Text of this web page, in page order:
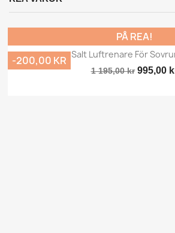
Salt Luftrenare För
1 195,00 kr 995,00
PÅ REA!
-200,00 KR
Avbryt